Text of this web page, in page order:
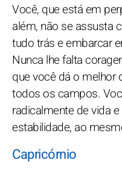
Você, que está em
além, não se assusta
tudo trás e embarcar
Nunca lhe falta
que você dá o melhor
todos os campos.
radicalmente de vida
estabilidade, ao
Capricórnio